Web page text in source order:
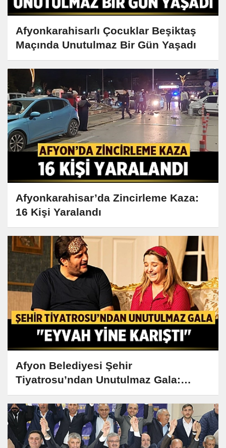
Afyonkarahisarlı Çocuklar Beşiktaş
Maçında Unutulmaz Bir Gün Yaşadı
Afyonkarahisar’da Zincirleme Kaza:
16 Kişi Yaralandı
Afyon Belediyesi Şehir
Tiyatrosu’ndan Unutulmaz Gala:
"Eyvah Yine Karıştı"